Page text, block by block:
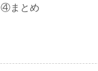
④まとめ